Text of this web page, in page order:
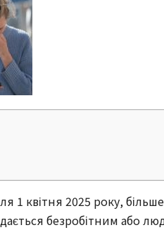
1 квітня 2025 року,
безробітним або